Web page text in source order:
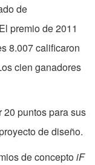
de
premio de 2011
8.007 calificaron
cien ganadores
puntos para sus
de diseño.
de conceptoiF